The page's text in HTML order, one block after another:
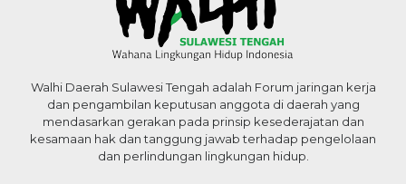
Walhi Daerah Sulawesi Tengah adalah Forum jaringan kerja
dan pengambilan keputusan anggota di daerah yang
mendasarkan gerakan pada prinsip kesederajatan dan
kesamaan hak dan tanggung jawab terhadap pengelolaan
dan perlindungan lingkungan hidup.